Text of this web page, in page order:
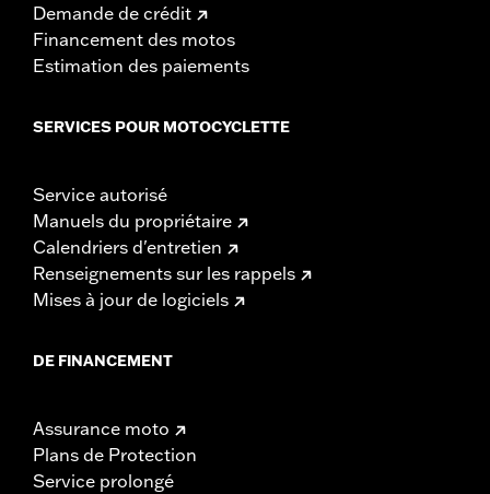
Demande de crédit
Financement des motos
Estimation des paiements
SERVICES POUR MOTOCYCLETTE
Service autorisé
Manuels du propriétaire
Calendriers d'entretien
Renseignements sur les rappels
Mises à jour de logiciels
DE FINANCEMENT
Assurance moto
Plans de Protection
Service prolongé